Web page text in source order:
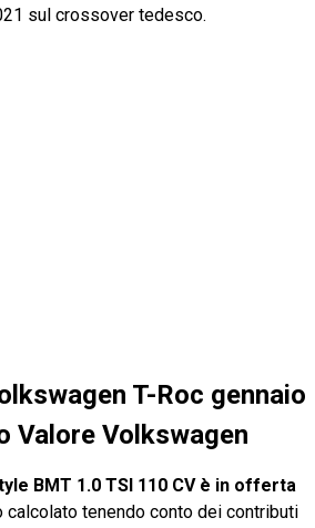
sul crossover tedesco.
T-Roc gennaio‌
Valore Volkswagen
BMT 1.0 TSI 110 CV è in offerta
calcolato tenendo conto dei contributi